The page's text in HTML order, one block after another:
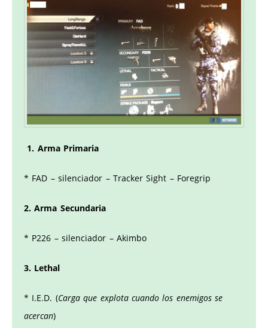
1. Arma Primaria
* FAD – silenciador – Tracker Sight – Foregrip
2. Arma Secundaria
* P226 – silenciador – Akimbo
3. Lethal
* I.E.D. (Carga que explota cuando los enemigos se
acercan)